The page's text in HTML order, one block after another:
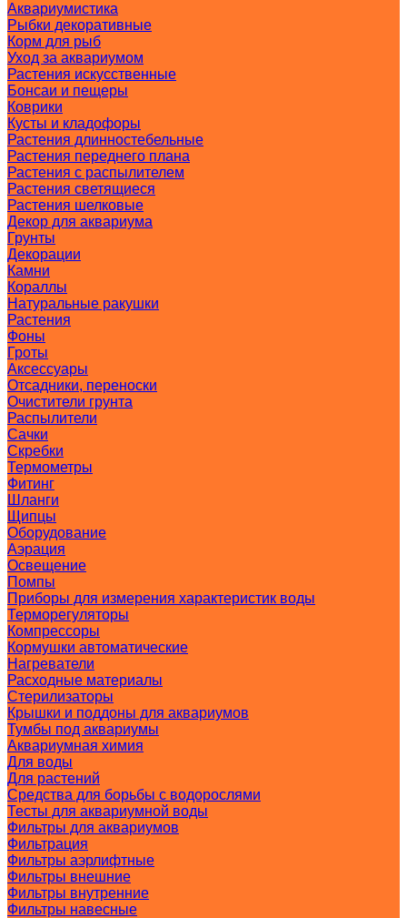
Аквариумистика
Рыбки декоративные
Корм для рыб
Уход за аквариумом
Растения искусственные
Бонсаи и пещеры
Коврики
Кусты и кладофоры
Растения длинностебельные
Растения переднего плана
Растения с распылителем
Растения светящиеся
Растения шелковые
Декор для аквариума
Грунты
Декорации
Камни
Кораллы
Натуральные ракушки
Растения
Фоны
Гроты
Аксессуары
Отсадники, переноски
Очистители грунта
Распылители
Сачки
Скребки
Термометры
Фитинг
Шланги
Щипцы
Оборудование
Аэрация
Освещение
Помпы
Приборы для измерения характеристик воды
Терморегуляторы
Компрессоры
Кормушки автоматические
Нагреватели
Расходные материалы
Стерилизаторы
Крышки и поддоны для аквариумов
Тумбы под аквариумы
Аквариумная химия
Для воды
Для растений
Средства для борьбы с водорослями
Тесты для аквариумной воды
Фильтры для аквариумов
Фильтрация
Фильтры аэрлифтные
Фильтры внешние
Фильтры внутренние
Фильтры навесные